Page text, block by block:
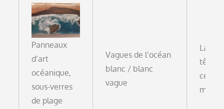
Panneaux
d’art
océanique,
sous-verres
de plage
Vagues de l’océan
blanc / blanc
vague
têtes